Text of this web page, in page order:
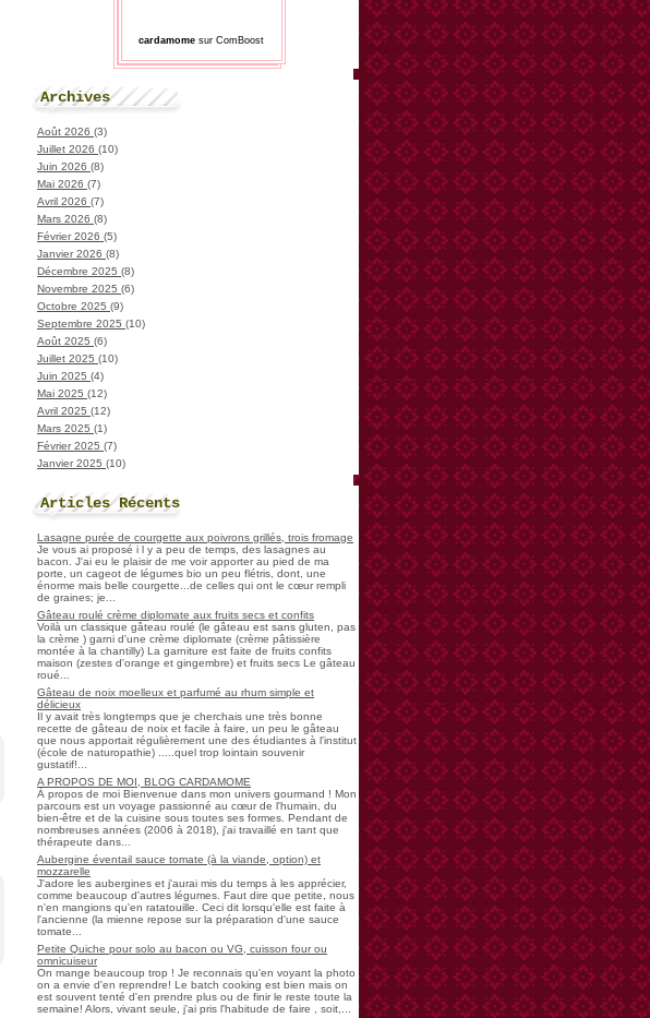
cardamome sur ComBoost
Archives
Août 2026 (3)
Juillet 2026 (10)
Juin 2026 (8)
Mai 2026 (7)
Avril 2026 (7)
Mars 2026 (8)
Février 2026 (5)
Janvier 2026 (8)
Décembre 2025 (8)
Novembre 2025 (6)
Octobre 2025 (9)
Septembre 2025 (10)
Août 2025 (6)
Juillet 2025 (10)
Juin 2025 (4)
Mai 2025 (12)
Avril 2025 (12)
Mars 2025 (1)
Février 2025 (7)
Janvier 2025 (10)
Articles Récents
Lasagne purée de courgette aux poivrons grillés, trois fromage
Je vous ai proposé i l y a peu de temps, des lasagnes au
bacon. J'ai eu le plaisir de me voir apporter au pied de ma
porte, un cageot de légumes bio un peu flétris, dont, une
énorme mais belle courgette...de celles qui ont le cœur rempli
de graines; je...
Gâteau roulé crème diplomate aux fruits secs et confits
Voilà un classique gâteau roulé (le gâteau est sans gluten, pas
la crème ) garni d'une crème diplomate (crème pâtissière
montée à la chantilly) La garniture est faite de fruits confits
maison (zestes d'orange et gingembre) et fruits secs Le gâteau
roué...
Gâteau de noix moelleux et parfumé au rhum simple et
délicieux
Il y avait très longtemps que je cherchais une très bonne
recette de gâteau de noix et facile à faire, un peu le gâteau
que nous apportait régulièrement une des étudiantes à l'institut
(école de naturopathie) .....quel trop lointain souvenir
gustatif!...
A PROPOS DE MOI, BLOG CARDAMOME
À propos de moi Bienvenue dans mon univers gourmand ! Mon
parcours est un voyage passionné au cœur de l'humain, du
bien-être et de la cuisine sous toutes ses formes. Pendant de
nombreuses années (2006 à 2018), j'ai travaillé en tant que
thérapeute dans...
Aubergine éventail sauce tomate (à la viande, option) et
mozzarelle
J'adore les aubergines et j'aurai mis du temps à les apprécier,
comme beaucoup d'autres légumes. Faut dire que petite, nous
n'en mangions qu'en ratatouille. Ceci dit lorsqu'elle est faite à
l'ancienne (la mienne repose sur la préparation d'une sauce
tomate...
Petite Quiche pour solo au bacon ou VG, cuisson four ou
omnicuiseur
On mange beaucoup trop ! Je reconnais qu'en voyant la photo
on a envie d'en reprendre! Le batch cooking est bien mais on
est souvent tenté d'en prendre plus ou de finir le reste toute la
semaine! Alors, vivant seule, j'ai pris l'habitude de faire , soit,...